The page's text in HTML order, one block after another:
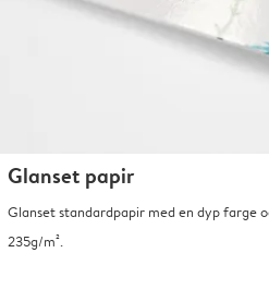
Glanset papir
Glanset standardpapir med en dyp farge
235g/m².